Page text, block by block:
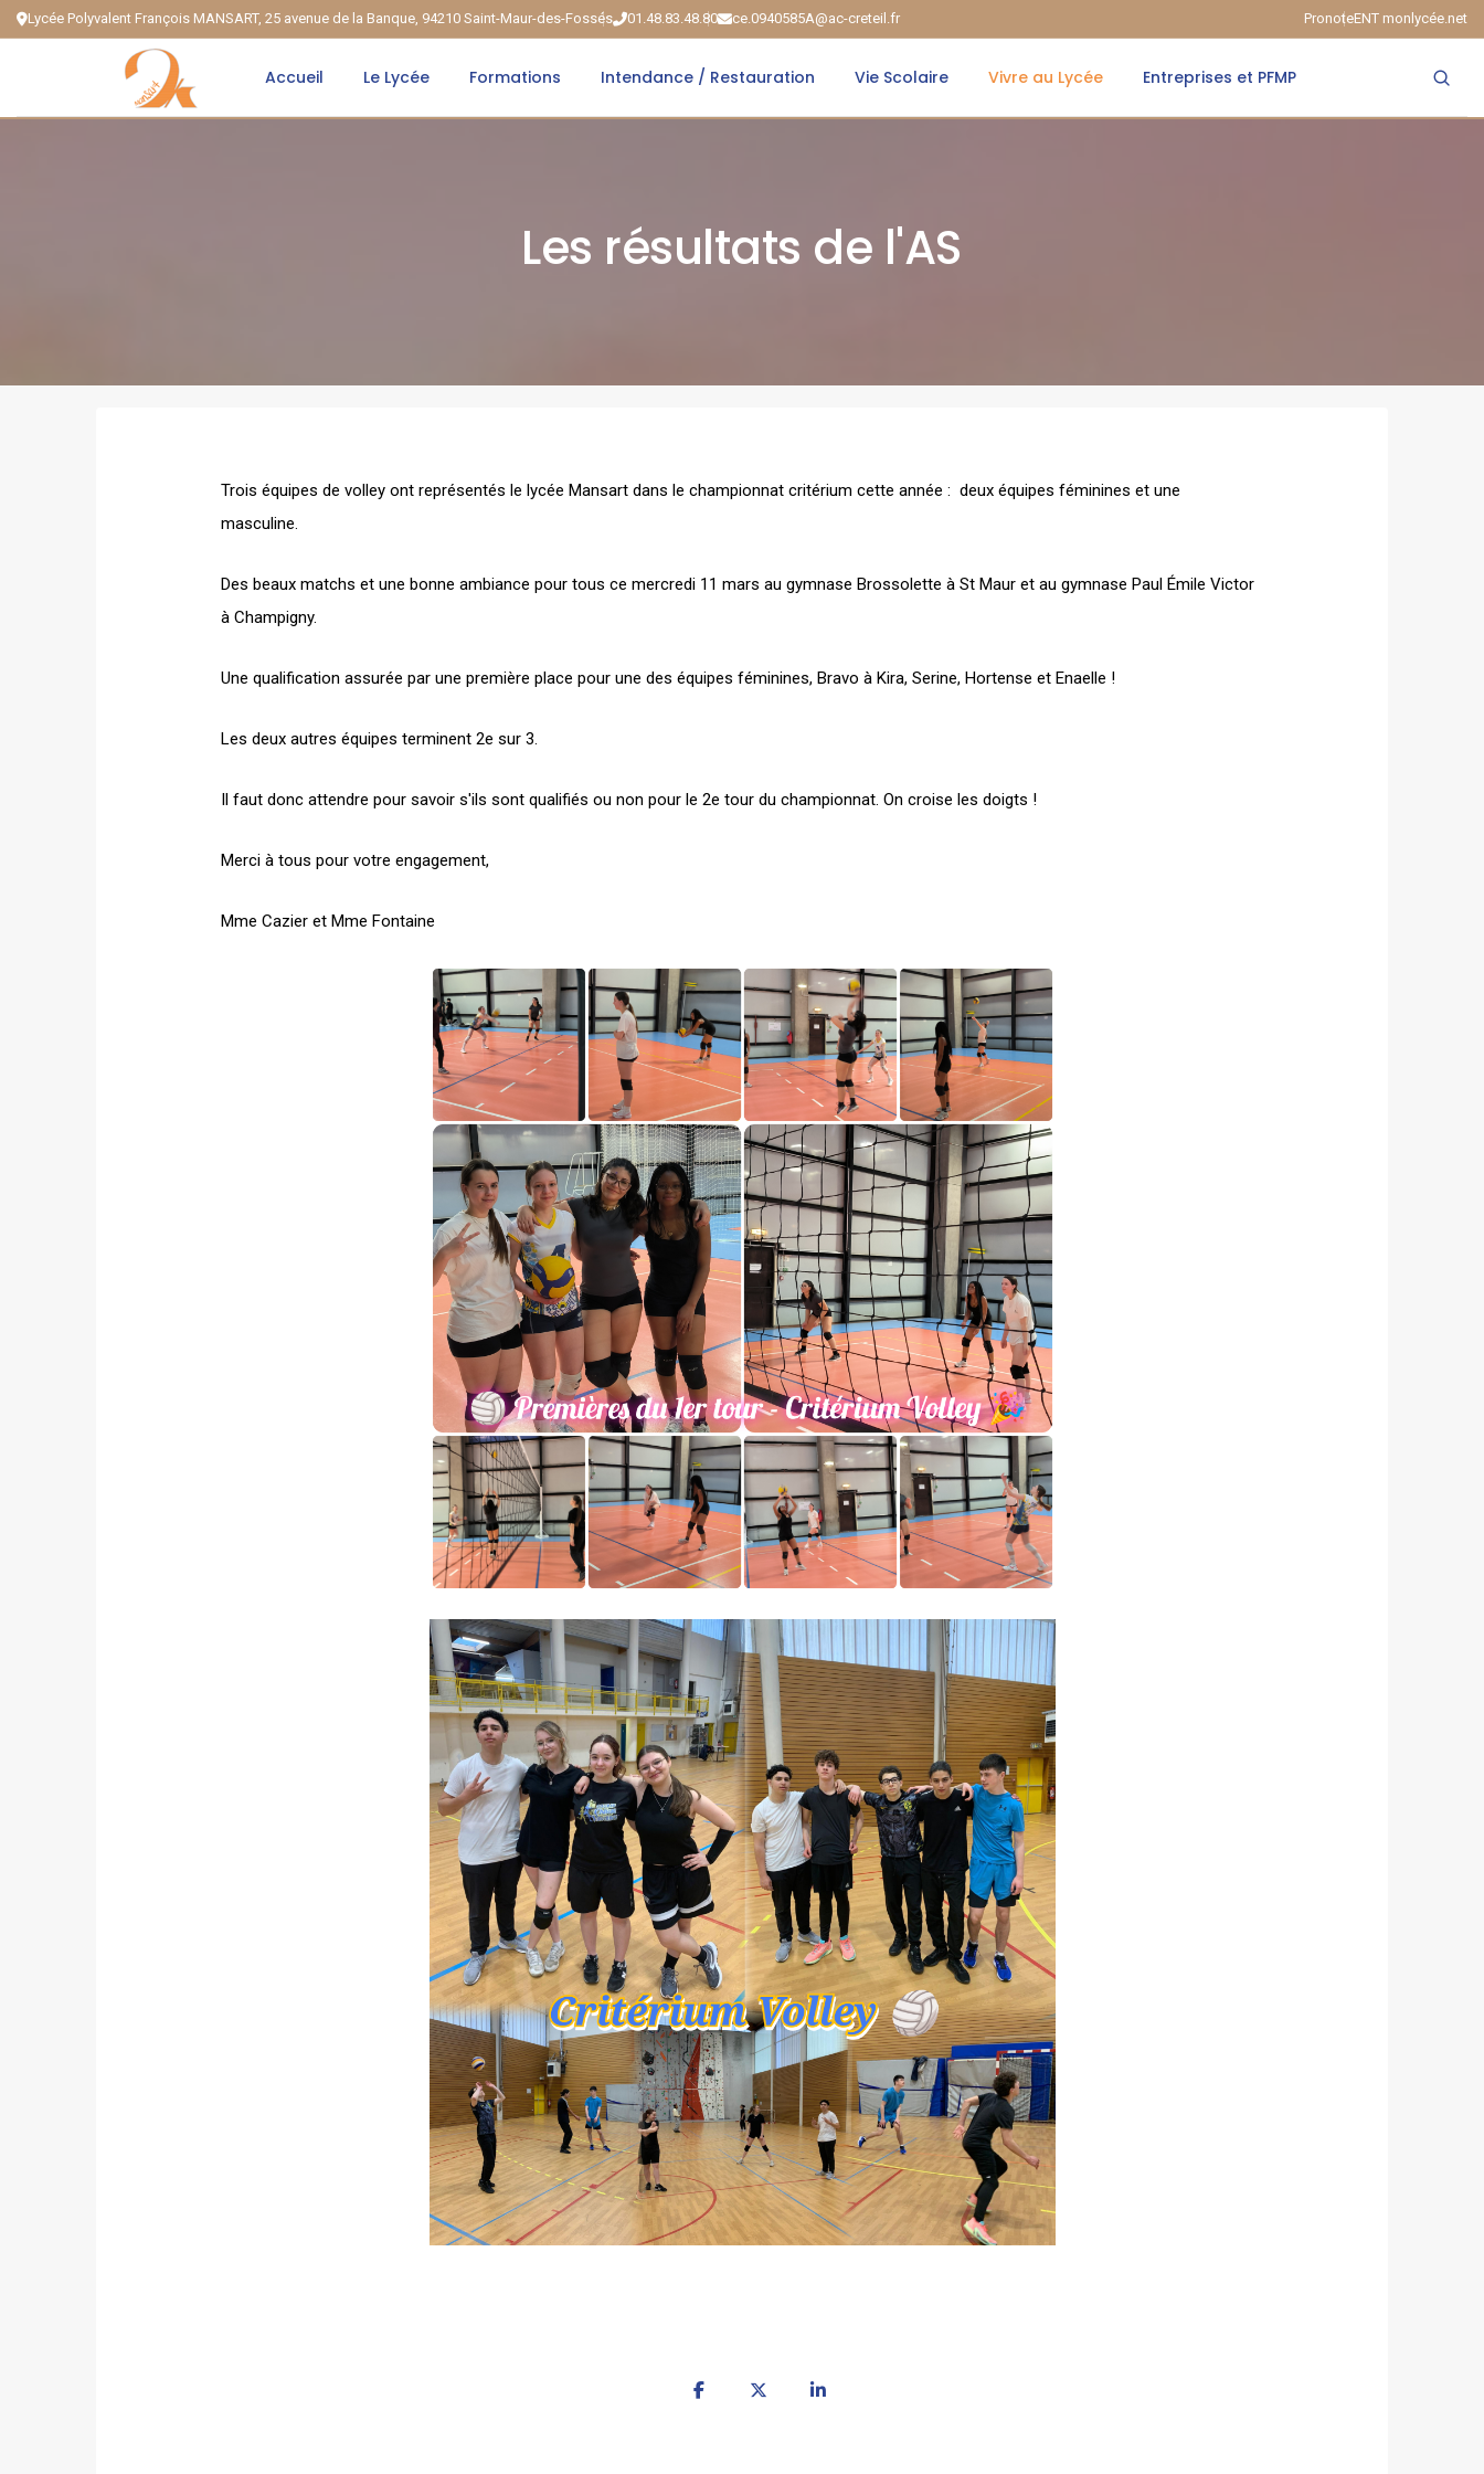
Lycée Polyvalent François MANSART, 25 avenue de la Banque, 94210 Saint-Maur-des-Fossés 01.48.83.48.80 ce.0940585A@ac-creteil.fr PronoteENT monlycée.net
Accueil Le Lycée Formations Intendance / Restauration Vie Scolaire Vivre au Lycée Entreprises et PFMP
Les résultats de l'AS
Trois équipes de volley ont représentés le lycée Mansart dans le championnat critérium cette année : deux équipes féminines et une
masculine.
Des beaux matchs et une bonne ambiance pour tous ce mercredi 11 mars au gymnase Brossolette à St Maur et au gymnase Paul Émile Victor
à Champigny.
Une qualification assurée par une première place pour une des équipes féminines, Bravo à Kira, Serine, Hortense et Enaelle !
Les deux autres équipes terminent 2e sur 3.
Il faut donc attendre pour savoir s'ils sont qualifiés ou non pour le 2e tour du championnat. On croise les doigts !
Merci à tous pour votre engagement,
Mme Cazier et Mme Fontaine